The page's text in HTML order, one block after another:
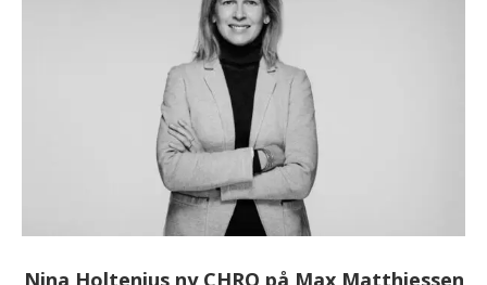
Nina Holtenius ny CHRO på Max Matthiessen